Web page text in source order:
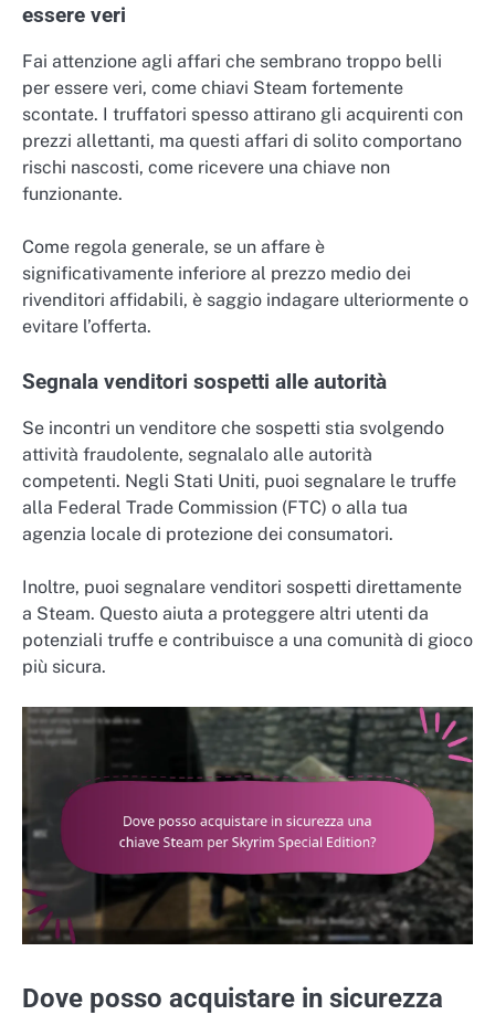
essere veri
Fai attenzione agli affari che sembrano troppo belli
per essere veri, come chiavi Steam fortemente
scontate. I truffatori spesso attirano gli acquirenti con
prezzi allettanti, ma questi affari di solito comportano
rischi nascosti, come ricevere una chiave non
funzionante.
Come regola generale, se un affare è
significativamente inferiore al prezzo medio dei
rivenditori affidabili, è saggio indagare ulteriormente o
evitare l’offerta.
Segnala venditori sospetti alle autorità
Se incontri un venditore che sospetti stia svolgendo
attività fraudolente, segnalalo alle autorità
competenti. Negli Stati Uniti, puoi segnalare le truffe
alla Federal Trade Commission (FTC) o alla tua
agenzia locale di protezione dei consumatori.
Inoltre, puoi segnalare venditori sospetti direttamente
a Steam. Questo aiuta a proteggere altri utenti da
potenziali truffe e contribuisce a una comunità di gioco
più sicura.
Dove posso acquistare in sicurezza